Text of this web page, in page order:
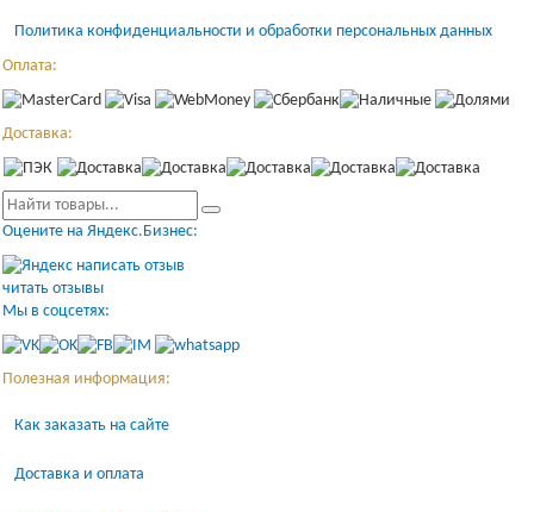
Политика конфиденциальности и обработки персональных данных
Оплата:
Доставка:
Оцените на Яндекс.Бизнес:
написать отзыв
читать отзывы
Мы в соцсетях:
Полезная информация:
Как заказать на сайте
Доставка и оплата